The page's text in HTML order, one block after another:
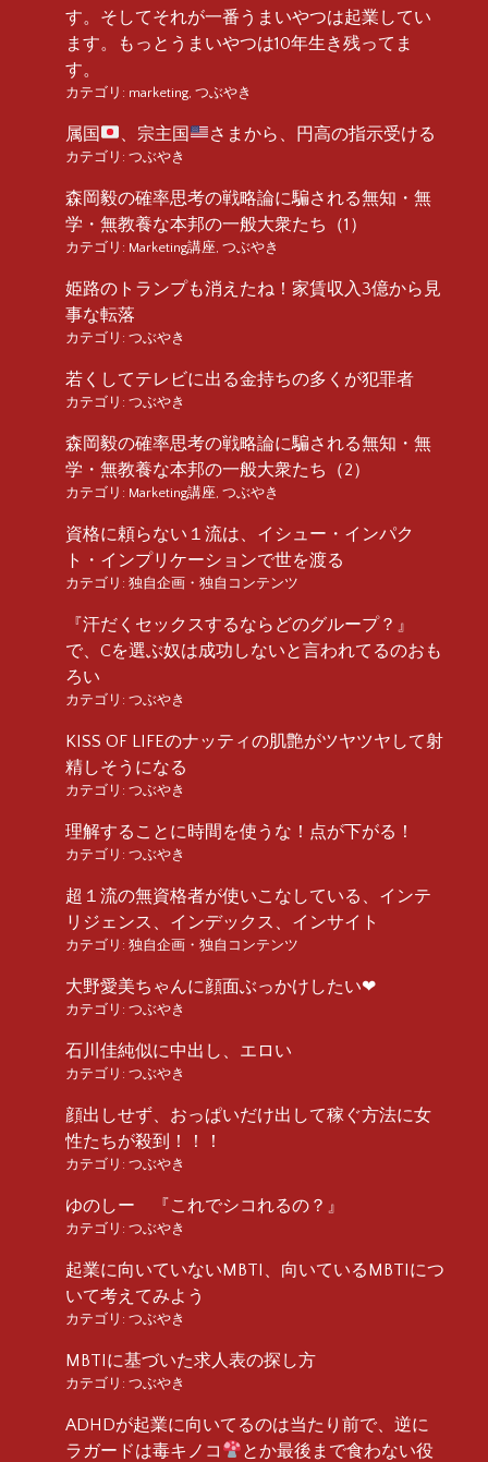
す。そしてそれが一番うまいやつは起業してい
ます。もっとうまいやつは10年生き残ってま
す。
カテゴリ: marketing つぶやき
属国 、宗主国 さまから、円高の指示受ける
カテゴリ: つぶやき
森岡毅の確率思考の戦略論に騙される無知・無
学・無教養な本邦の一般大衆たち（1）
カテゴリ: Marketing講座 つぶやき
姫路のトランプも消えたね！家賃収入3億から見
事な転落
カテゴリ: つぶやき
若くしてテレビに出る金持ちの多くが犯罪者
カテゴリ: つぶやき
森岡毅の確率思考の戦略論に騙される無知・無
学・無教養な本邦の一般大衆たち（2）
カテゴリ: Marketing講座 つぶやき
資格に頼らない１流は、イシュー・インパク
ト・インプリケーションで世を渡る
カテゴリ: 独自企画・独自コンテンツ
『汗だくセックスするならどのグループ？』
で、Cを選ぶ奴は成功しないと言われてるのおも
ろい
カテゴリ: つぶやき
KISS OF LIFEのナッティの肌艶がツヤツヤして射
精しそうになる
カテゴリ: つぶやき
理解することに時間を使うな！点が下がる！
カテゴリ: つぶやき
超１流の無資格者が使いこなしている、インテ
リジェンス、インデックス、インサイト
カテゴリ: 独自企画・独自コンテンツ
大野愛美ちゃんに顔面ぶっかけしたい❤︎
カテゴリ: つぶやき
石川佳純似に中出し、エロい
カテゴリ: つぶやき
顔出しせず、おっぱいだけ出して稼ぐ方法に女
性たちが殺到！！！
カテゴリ: つぶやき
ゆのしー 『これでシコれるの？』
カテゴリ: つぶやき
起業に向いていないMBTI、向いているMBTIにつ
いて考えてみよう
カテゴリ: つぶやき
MBTIに基づいた求人表の探し方
カテゴリ: つぶやき
ADHDが起業に向いてるのは当たり前で、逆に
ラガードは毒キノコ
とか最後まで食わない役